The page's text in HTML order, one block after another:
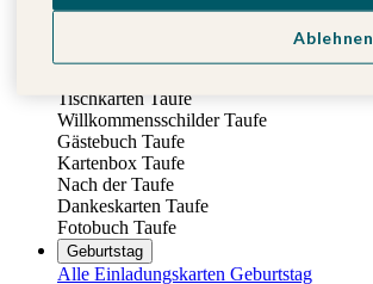
Am Tag der Taufe
Tischkarten Taufe
Willkommensschilder Taufe
Gästebuch Taufe
Kartenbox Taufe
Nach der Taufe
Dankeskarten Taufe
Fotobuch Taufe
Geburtstag
Alle Einladungskarten Geburtstag
Ablehnen